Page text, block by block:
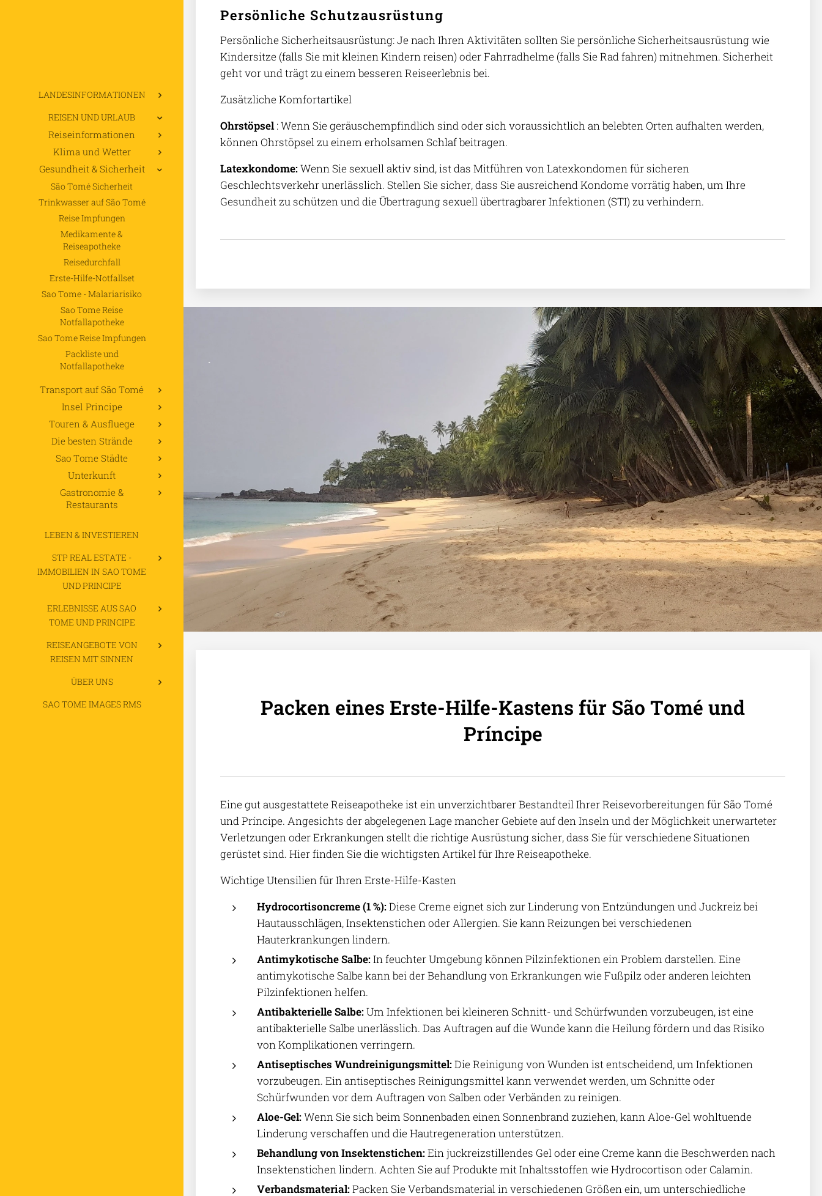
LANDESINFORMATIONEN
REISEN UND URLAUB
Reiseinformationen
Klima und Wetter
Gesundheit & Sicherheit
São Tomé Sicherheit
Trinkwasser auf São Tomé
Reise Impfungen
Medikamente &
Reiseapotheke
Reisedurchfall
Erste-Hilfe-Notfallset
Sao Tome - Malariarisiko
Sao Tome Reise
Notfallapotheke
Sao Tome Reise Impfungen
Packliste und
Notfallapotheke
Transport auf São Tomé
Insel Principe
Touren & Ausfluege
Die besten Strände
Sao Tome Städte
Unterkunft
Gastronomie &
Restaurants
LEBEN & INVESTIEREN
STP REAL ESTATE -
IMMOBILIEN IN SAO TOME
UND PRINCIPE
ERLEBNISSE AUS SAO
TOME UND PRINCIPE
REISEANGEBOTE VON
REISEN MIT SINNEN
ÜBER UNS
SAO TOME IMAGES RMS
Persönliche Schutzausrüstung
Persönliche Sicherheitsausrüstung: Je nach Ihren Aktivitäten sollten Sie persönliche Sicherheitsausrüstung wie
Kindersitze (falls Sie mit kleinen Kindern reisen) oder Fahrradhelme (falls Sie Rad fahren) mitnehmen. Sicherheit
geht vor und trägt zu einem besseren Reiseerlebnis bei.
Zusätzliche Komfortartikel
Ohrstöpsel: Wenn Sie geräuschempfindlich sind oder sich voraussichtlich an belebten Orten aufhalten werden,
können Ohrstöpsel zu einem erholsamen Schlaf beitragen.
Latexkondome:Wenn Sie sexuell aktiv sind, ist das Mitführen von Latexkondomen für sicheren
Geschlechtsverkehr unerlässlich. Stellen Sie sicher, dass Sie ausreichend Kondome vorrätig haben, um Ihre
Gesundheit zu schützen und die Übertragung sexuell übertragbarer Infektionen (STI) zu verhindern.
.
Packen eines Erste-Hilfe-Kastens für São Tomé und
Príncipe
Eine gut ausgestattete Reiseapotheke ist ein unverzichtbarer Bestandteil Ihrer Reisevorbereitungen für São Tomé
und Príncipe. Angesichts der abgelegenen Lage mancher Gebiete auf den Inseln und der Möglichkeit unerwarteter
Verletzungen oder Erkrankungen stellt die richtige Ausrüstung sicher, dass Sie für verschiedene Situationen
gerüstet sind. Hier finden Sie die wichtigsten Artikel für Ihre Reiseapotheke.
Wichtige Utensilien für Ihren Erste-Hilfe-Kasten
Hydrocortisoncreme (1 %):Diese Creme eignet sich zur Linderung von Entzündungen und Juckreiz bei
Hautausschlägen, Insektenstichen oder Allergien. Sie kann Reizungen bei verschiedenen
Hauterkrankungen lindern.
Antimykotische Salbe:In feuchter Umgebung können Pilzinfektionen ein Problem darstellen. Eine
antimykotische Salbe kann bei der Behandlung von Erkrankungen wie Fußpilz oder anderen leichten
Pilzinfektionen helfen.
Antibakterielle Salbe:Um Infektionen bei kleineren Schnitt- und Schürfwunden vorzubeugen, ist eine
antibakterielle Salbe unerlässlich. Das Auftragen auf die Wunde kann die Heilung fördern und das Risiko
von Komplikationen verringern.
Antiseptisches Wundreinigungsmittel:Die Reinigung von Wunden ist entscheidend, um Infektionen
vorzubeugen. Ein antiseptisches Reinigungsmittel kann verwendet werden, um Schnitte oder
Schürfwunden vor dem Auftragen von Salben oder Verbänden zu reinigen.
Aloe-Gel:Wenn Sie sich beim Sonnenbaden einen Sonnenbrand zuziehen, kann Aloe-Gel wohltuende
Linderung verschaffen und die Hautregeneration unterstützen.
Behandlung von Insektenstichen:Ein juckreizstillendes Gel oder eine Creme kann die Beschwerden nach
Insektenstichen lindern. Achten Sie auf Produkte mit Inhaltsstoffen wie Hydrocortison oder Calamin.
Verbandsmaterial:Packen Sie Verbandsmaterial in verschiedenen Größen ein, um unterschiedliche